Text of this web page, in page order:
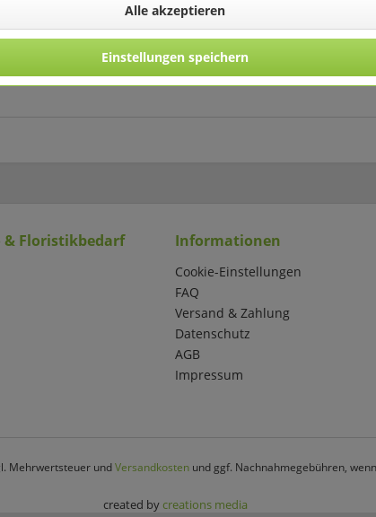
VE 8 St
Solar Stumpen Kerze mit
Dimmerungssensor 15 cm
& Floristikbedarf Informationen
Cookie-Einstellungen
FAQ
Versand & Zahlung
Datenschutz
AGB
Impressum
Mehrwertsteuer undVersandkosten und ggf. Nachnahmegebühren,
created by creations media
Alle akzeptieren
Einstellungen speichern